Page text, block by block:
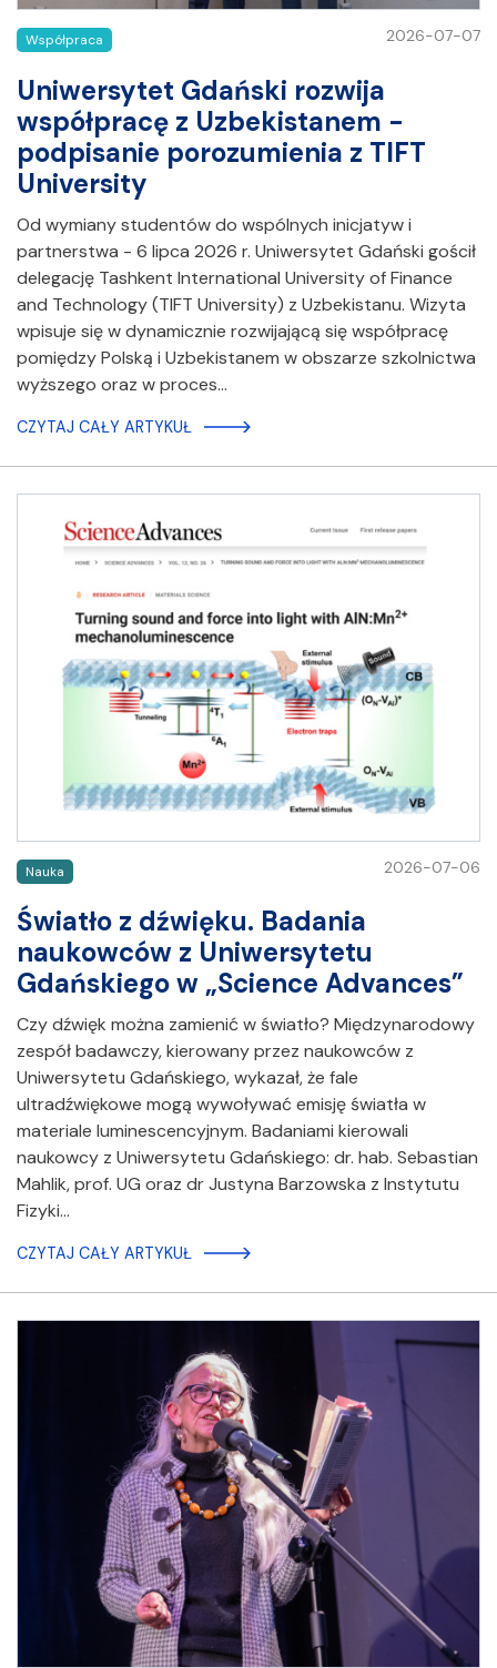
Współpraca 2026-07-07
Uniwersytet Gdański rozwija
współpracę z Uzbekistanem -
podpisanie porozumienia z TIFT
University
Od wymiany studentów do wspólnych inicjatyw i
partnerstwa - 6 lipca 2026 r. Uniwersytet Gdański gościł
delegację Tashkent International University of Finance
and Technology (TIFT University) z Uzbekistanu. Wizyta
wpisuje się w dynamicznie rozwijającą się współpracę
pomiędzy Polską i Uzbekistanem w obszarze szkolnictwa
wyższego oraz w proces…
CZYTAJ CAŁY ARTYKUŁ
Nauka 2026-07-06
Światło z dźwięku. Badania
naukowców z Uniwersytetu
Gdańskiego w „Science Advances”
Czy dźwięk można zamienić w światło? Międzynarodowy
zespół badawczy, kierowany przez naukowców z
Uniwersytetu Gdańskiego, wykazał, że fale
ultradźwiękowe mogą wywoływać emisję światła w
materiale luminescencyjnym. Badaniami kierowali
naukowcy z Uniwersytetu Gdańskiego: dr. hab. Sebastian
Mahlik, prof. UG oraz dr Justyna Barzowska z Instytutu
Fizyki…
CZYTAJ CAŁY ARTYKUŁ